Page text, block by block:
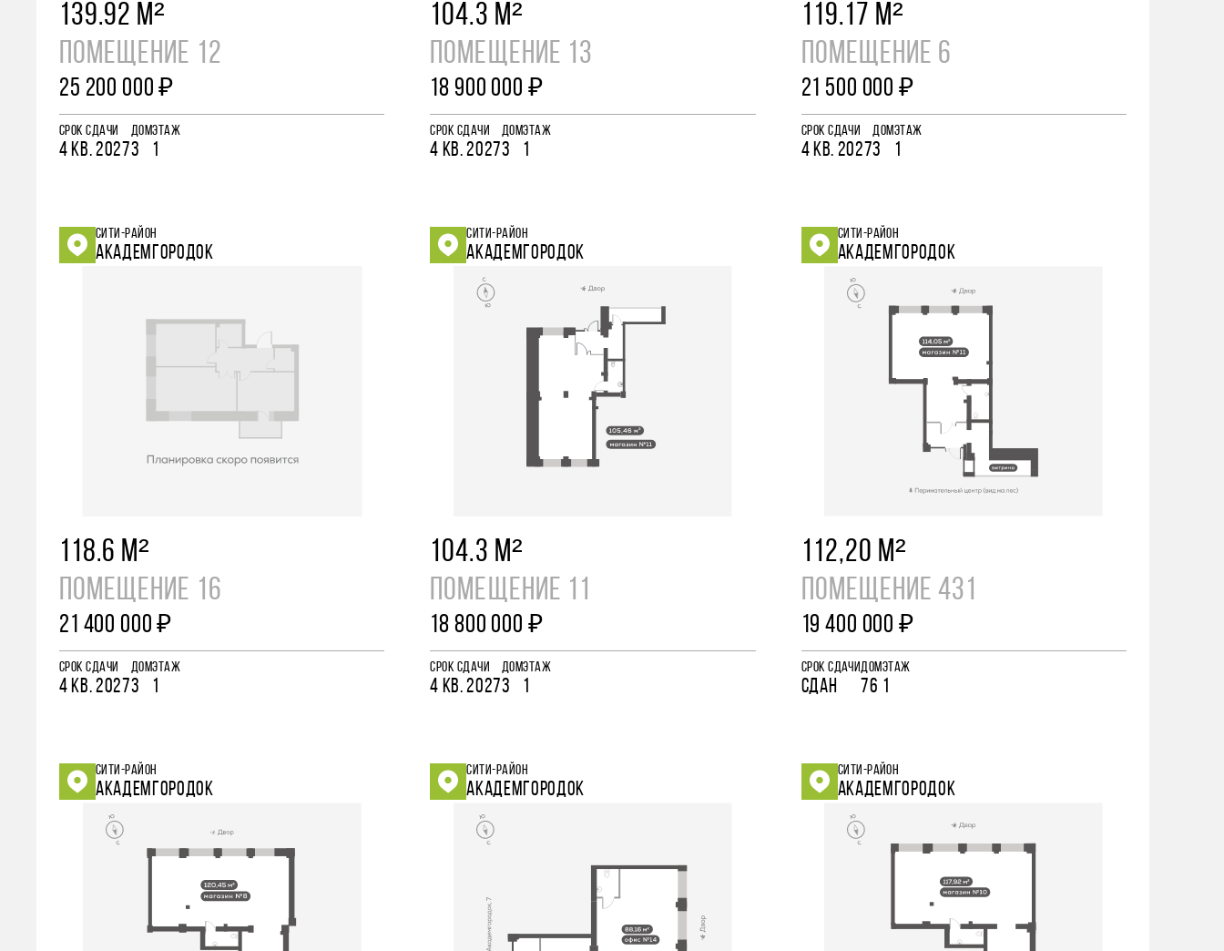
139.92 М²
ПОМЕЩЕНИЕ 12
25 200 000 ₽
СРОК СДАЧИ
4 КВ. 2027
ДОМ
3
ЭТАЖ
1
104.3 М²
ПОМЕЩЕНИЕ 13
18 900 000 ₽
СРОК СДАЧИ
4 КВ. 2027
ДОМ
3
ЭТАЖ
1
119.17 М²
ПОМЕЩЕНИЕ 6
21 500 000 ₽
СРОК СДАЧИ
4 КВ. 2027
ДОМ
3
ЭТАЖ
1
СИТИ-РАЙОН
АКАДЕМГОРОДОК
118.6 М²
ПОМЕЩЕНИЕ 16
21 400 000 ₽
СРОК СДАЧИ
4 КВ. 2027
ДОМ
3
ЭТАЖ
1
СИТИ-РАЙОН
АКАДЕМГОРОДОК
104.3 М²
ПОМЕЩЕНИЕ 11
18 800 000 ₽
СРОК СДАЧИ
4 КВ. 2027
ДОМ
3
ЭТАЖ
1
СИТИ-РАЙОН
АКАДЕМГОРОДОК
112,20 М²
ПОМЕЩЕНИЕ 431
19 400 000 ₽
СРОК СДАЧИ
СДАН
ДОМ
76
ЭТАЖ
1
СИТИ-РАЙОН
АКАДЕМГОРОДОК
СИТИ-РАЙОН
АКАДЕМГОРОДОК
СИТИ-РАЙОН
АКАДЕМГОРОДОК